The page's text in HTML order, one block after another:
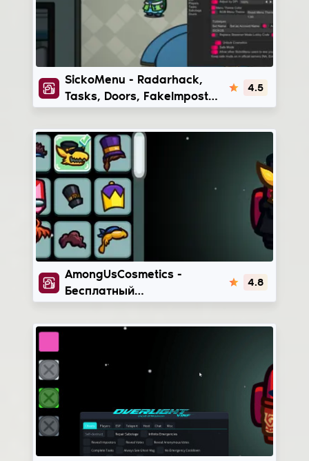
SickoMenu
SickoMenu - Radarhack,
Tasks, Doors, FakeImpostor
4.5
AmongUsCosmetics
AmongUsCosmetics -
Бесплатный
4.8